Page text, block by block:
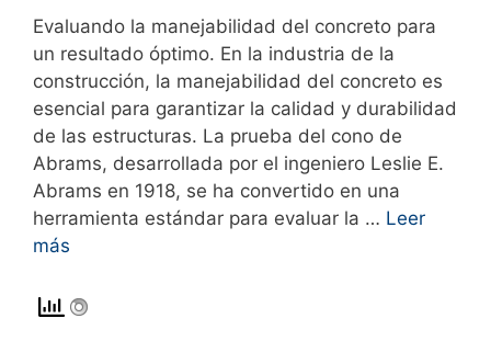
Evaluando la manejabilidad del concreto para
un resultado óptimo. En la industria de la
construcción, la manejabilidad del concreto es
esencial para garantizar la calidad y durabilidad
de las estructuras. La prueba del cono de
Abrams, desarrollada por el ingeniero Leslie E.
Abrams en 1918, se ha convertido en una
herramienta estándar para evaluar la … Leer
más